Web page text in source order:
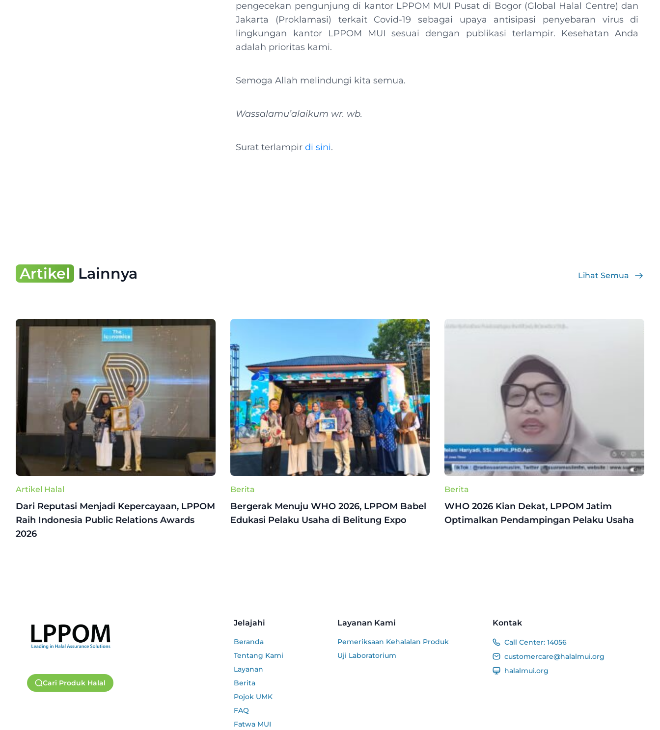
pengecekan pengunjung di kantor LPPOM MUI Pusat di Bogor (Global Halal Centre) dan
Jakarta (Proklamasi) terkait Covid-19 sebagai upaya antisipasi penyebaran virus di
lingkungan kantor LPPOM MUI sesuai dengan publikasi terlampir. Kesehatan Anda
adalah prioritas kami.
Semoga Allah melindungi kita semua.
Wassalamu’alaikum wr. wb.
Surat terlampirdi sini.
Artikel Lainnya Lihat Semua
Artikel Halal
Dari Reputasi Menjadi Kepercayaan, LPPOM
Raih Indonesia Public Relations Awards
2026
Berita
Bergerak Menuju WHO 2026, LPPOM Babel
Edukasi Pelaku Usaha di Belitung Expo
Berita
WHO 2026 Kian Dekat, LPPOM Jatim
Optimalkan Pendampingan Pelaku Usaha
Cari Produk Halal
Jelajahi
Beranda
Tentang Kami
Layanan
Berita
Pojok UMK
FAQ
Fatwa MUI
Layanan Kami
Pemeriksaan Kehalalan Produk
Uji Laboratorium
Kontak
Call Center: 14056
customercare@halalmui.org
halalmui.org